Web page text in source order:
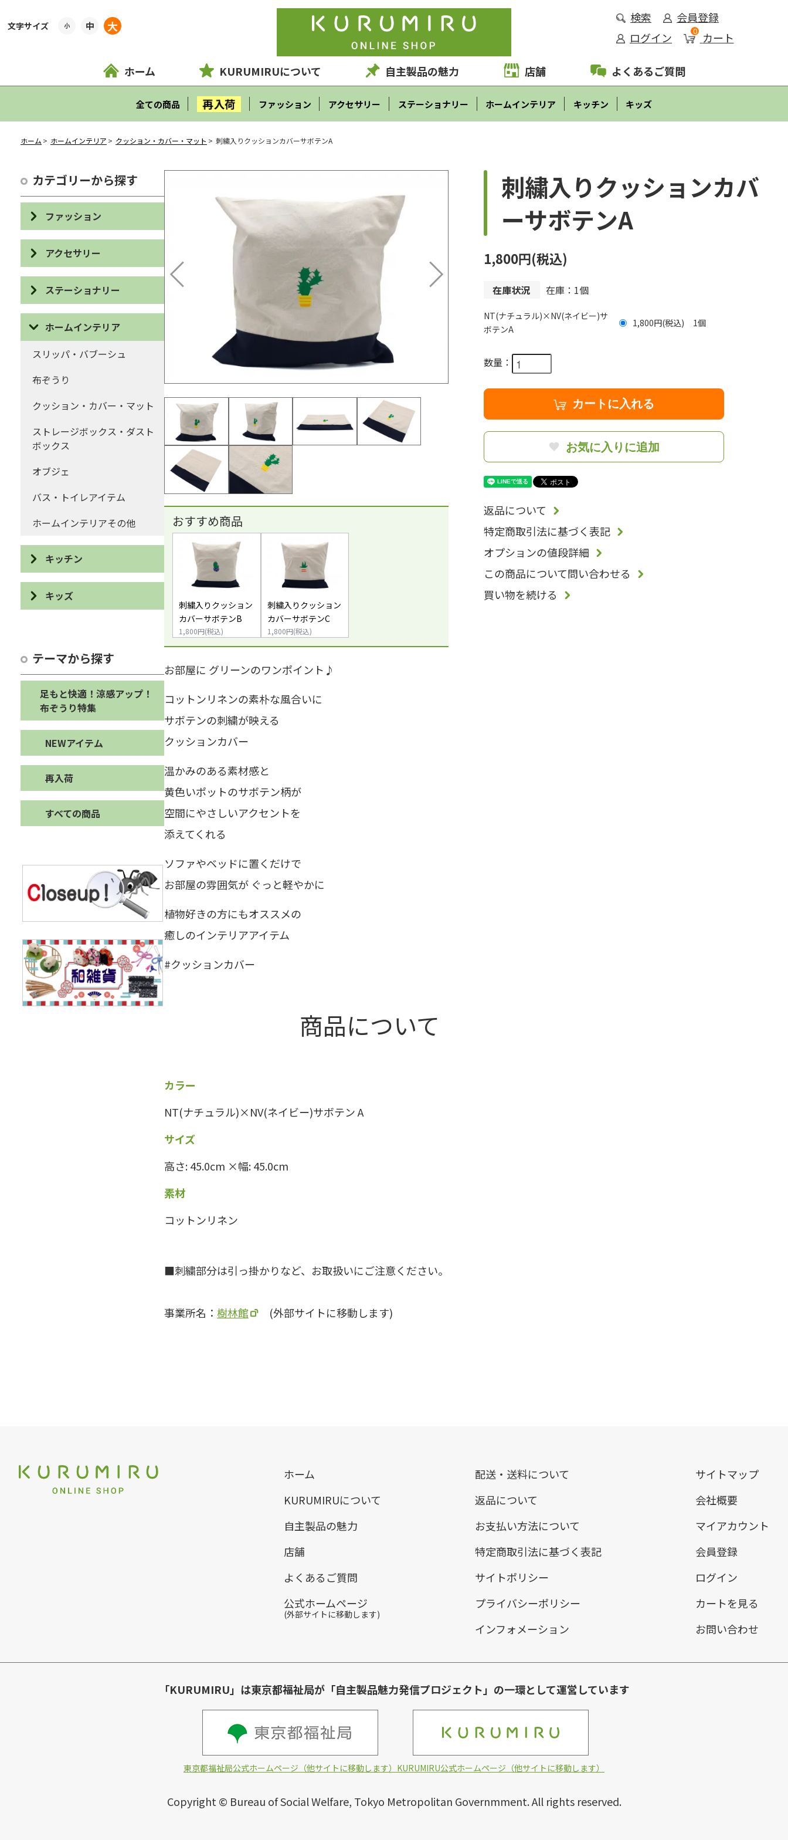
小 中 大
検索
会員登録
ログイン
0 カート
ホーム KURUMIRUについて 自主製品の魅力 店舗 よくあるご質問
全ての商品 再入荷 ファッション アクセサリー ステーショナリー ホームインテリア キッチン キッズ
ホーム ホームインテリア クッション・カバー・マット 刺繍入りクッションカバーサボテンA
カテゴリーから探す
ファッション
バッグ
ポーチ・巾着
コインケース・がま口
ハンカチ・ティッシュケース
マフラー・ストール
ファッションその他
アクセサリー
ピアス
イヤリング
ネックレス
ブローチ
ブレスレット・リング
ヘアー
キーホルダー・ストラップ・
チャーム
アクセサリーその他
ステーショナリー
IDケース・パスケース
カードケース
カード・ポストカード・祝儀
ホームインテリア
スリッパ・バブーシュ
布ぞうり
クッション・カバー・マット
ストレージボックス・ダスト
ボックス
オブジェ
バス・トイレアイテム
ホームインテリアその他
キッチン
食器
カトラリー・ユーテンシル
エプロン・鍋敷き・鍋つかみ
布巾・手ぬぐい・たわし
コースター・ランチョンマッ
ト
キッチンその他
キッズ
オブジェ・ぬいぐるみ
バッグ・シューズケース・ペ
ンケース
キッズその他
テーマから探す
足もと快適！涼感アップ！
布ぞうり特集
NEWアイテム
再入荷
すべての商品
おすすめ商品
刺繍入りクッション
カバーサボテンB
1,800円(税込)
刺繍入りクッション
カバーサボテンC
1,800円(税込)
お部屋に グリーンのワンポイント♪
コットンリネンの素朴な風合いに
サボテンの刺繍が映える
クッションカバー
温かみのある素材感と
黄色いポットのサボテン柄が
空間にやさしいアクセントを
添えてくれる
ソファやベッドに置くだけで
お部屋の雰囲気が ぐっと軽やかに
植物好きの方にもオススメの
癒しのインテリアアイテム
#クッションカバー
刺繍入りクッションカバ
ーサボテンA
1,800円(税込)
在庫状況 在庫：1個
NT(ナチュラル)×NV(ネイビー)サ
ボテンA
1,800円(税込) 1
数量：
カートに入れる
お気に入りに追加
返品について
特定商取引法に基づく表記
オプションの値段詳細
この商品について問い合わせる
買い物を続ける
商品について
カラー
NT(ナチュラル)×NV(ネイビー)サボテン A
サイズ
高さ: 45.0cm ×幅: 45.0cm
素材
コットンリネン
刺繍部分は引っ掛かりなど、お取扱いにご注意ください。
事業所名： 樹林館 (外部サイトに移動します)
ホーム
KURUMIRUについて
自主製品の魅力
店舗
よくあるご質問
公式ホームページ
(外部サイトに移動します)
配送・送料について
返品について
お支払い方法について
特定商取引法に基づく表記
サイトポリシー
プライバシーポリシー
インフォメーション
サイトマップ
会社概要
マイアカウント
会員登録
ログイン
カートを見る
お問い合わせ
「KURUMIRU」は東京都福祉局が「自主製品魅力発信プロジェクト」の一環として運営しています
東京都福祉局公式ホームページ（他サイトに移動します） KURUMIRU公式ホームページ（他サイトに移動します）
Copyright © Bureau of Social Welfare, Tokyo Metropolitan Governmment. All rights reserved.